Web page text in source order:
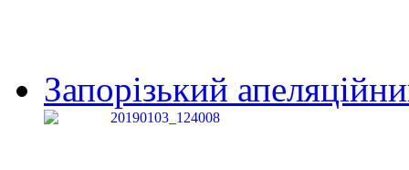
Запорізький